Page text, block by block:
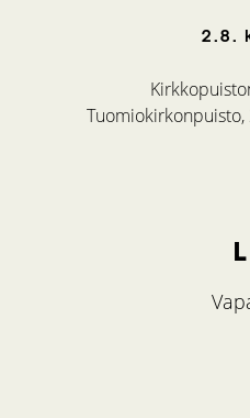
2.8.
Tuomiokirkonpuisto,